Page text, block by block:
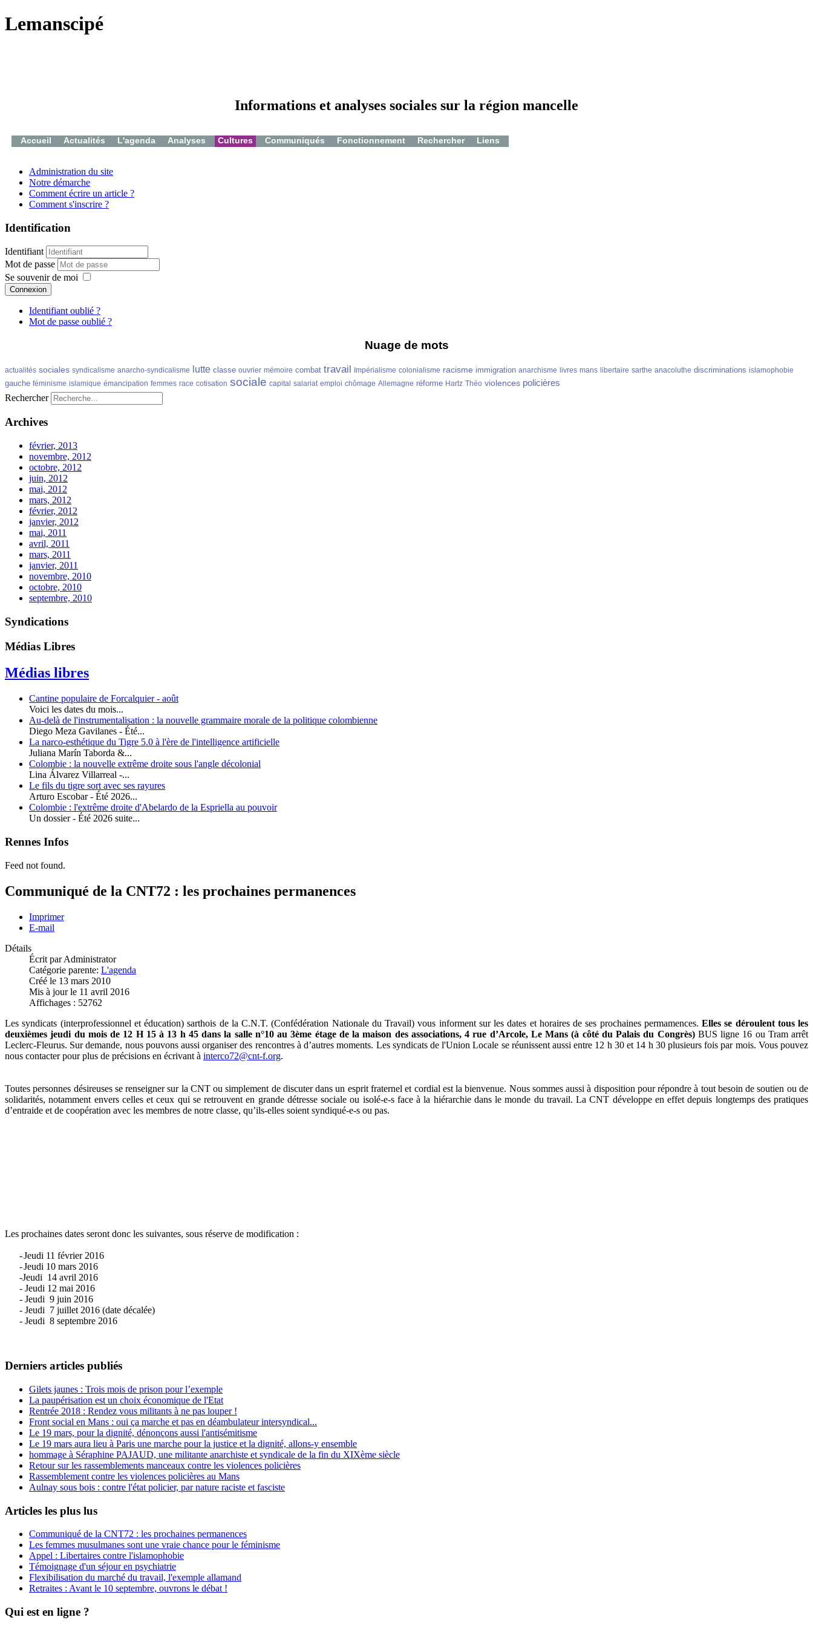
Lemanscipé
Informations et analyses sociales sur la région mancelle
Accueil Actualités L'agenda Analyses Cultures Communiqués Fonctionnement Rechercher Liens
Administration du site
Notre démarche
Comment écrire un article ?
Comment s'inscrire ?
Identification
Identifiant
Mot de passe
Se souvenir de moi
Connexion
Identifiant oublié ?
Mot de passe oublié ?
Nuage de mots
actualités sociales syndicalisme anarcho-syndicalisme lutte classe ouvrier mémoire combat travail Impérialisme colonialisme racisme immigration anarchisme livres mans libertaire sarthe anacoluthe discriminations islamophobie
gauche féminisme islamique émancipation femmes race cotisation sociale capital salariat emploi chômage Allemagne réforme Hartz Théo violences policières
Rechercher
Archives
février, 2013
novembre, 2012
octobre, 2012
juin, 2012
mai, 2012
mars, 2012
février, 2012
janvier, 2012
mai, 2011
avril, 2011
mars, 2011
janvier, 2011
novembre, 2010
octobre, 2010
septembre, 2010
Syndications
Médias Libres
Médias libres
Cantine populaire de Forcalquier - août
Voici les dates du mois...
Au-delà de l'instrumentalisation : la nouvelle grammaire morale de la politique colombienne
Diego Meza Gavilanes - Été...
La narco-esthétique du Tigre 5.0 à l'ère de l'intelligence artificielle
Juliana Marín Taborda &...
Colombie : la nouvelle extrême droite sous l'angle décolonial
Lina Álvarez Villarreal -...
Le fils du tigre sort avec ses rayures
Arturo Escobar - Été 2026...
Colombie : l'extrême droite d'Abelardo de la Espriella au pouvoir
Un dossier - Été 2026 suite...
Rennes Infos
Feed not found.
Communiqué de la CNT72 : les prochaines permanences
Imprimer
E-mail
Détails
Écrit parAdministrator
Catégorie parente: L'agenda
Créé le 13 mars 2010
Mis à jour le 11 avril 2016
Affichages : 52762
Les syndicats (interprofessionnel et éducation) sarthois de la C.N.T. (Confédération Nationale du Travail) vous informent sur les dates et horaires de ses prochaines permamences. Elles se déroulent tous les
deuxièmes jeudi du mois de 12 H 15 à 13 h 45 dans la salle n°10 au 3ème étage de la maison des associations, 4 rue d’Arcole, Le Mans (à côté du Palais du Congrès)BUS ligne 16 ou Tram arrêt
Leclerc-Fleurus. Sur demande, nous pouvons aussi organiser des rencontres à d’autres moments. Les syndicats de l'Union Locale se réunissent aussi entre 12 h 30 et 14 h 30 plusieurs fois par mois. Vous pouvez
nous contacter pour plus de précisions en écrivant à interco72@cnt-f.org.
Toutes personnes désireuses se renseigner sur la CNT ou simplement de discuter dans un esprit fraternel et cordial est la bienvenue. Nous sommes aussi à disposition pour répondre à tout besoin de soutien ou de
solidarités, notamment envers celles et ceux qui se retrouvent en grande détresse sociale ou isolé-e-s face à la hiérarchie dans le monde du travail. La CNT développe en effet depuis longtemps des pratiques
d’entraide et de coopération avec les membres de notre classe, qu’ils-elles soient syndiqué-e-s ou pas.
Les prochaines dates seront donc les suivantes, sous réserve de modification :
-Jeudi 11 février 2016
-Jeudi 10 mars 2016
-Jeudi 14 avril 2016
- Jeudi 12 mai 2016
- Jeudi 9 juin 2016
- Jeudi 7 juillet 2016 (date décalée)
- Jeudi 8 septembre 2016
Derniers articles publiés
Gilets jaunes : Trois mois de prison pour l’exemple
La paupérisation est un choix économique de l'Etat
Rentrée 2018 : Rendez vous militants à ne pas louper !
Front social en Mans : oui ça marche et pas en déambulateur intersyndical...
Le 19 mars, pour la dignité, dénonçons aussi l'antisémitisme
Le 19 mars aura lieu à Paris une marche pour la justice et la dignité, allons-y ensemble
hommage à Séraphine PAJAUD, une militante anarchiste et syndicale de la fin du XIXème siècle
Retour sur les rassemblements manceaux contre les violences policières
Rassemblement contre les violences policières au Mans
Aulnay sous bois : contre l'état policier, par nature raciste et fasciste
Articles les plus lus
Communiqué de la CNT72 : les prochaines permanences
Les femmes musulmanes sont une vraie chance pour le féminisme
Appel : Libertaires contre l'islamophobie
Témoignage d'un séjour en psychiatrie
Flexibilisation du marché du travail, l'exemple allamand
Retraites : Avant le 10 septembre, ouvrons le débat !
Qui est en ligne ?